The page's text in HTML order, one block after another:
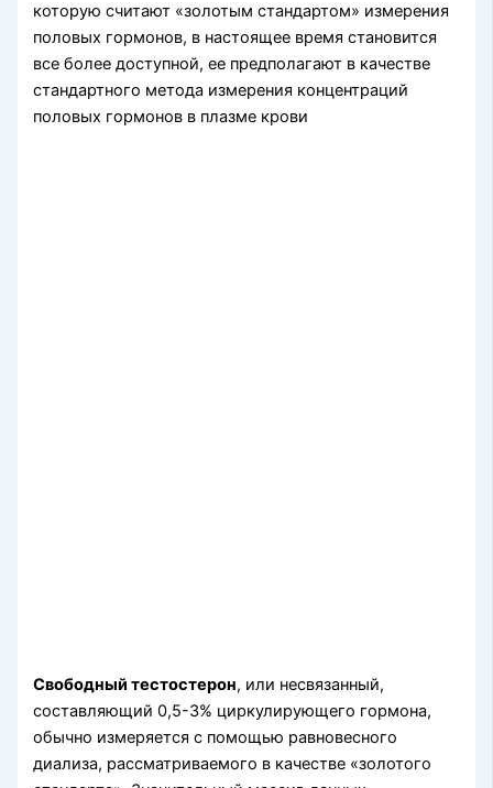
которую считают «золотым стандартом» измерения
половых гормонов, в настоящее время становится
все более доступной, ее предполагают в качестве
стандартного метода измерения концентраций
половых гормонов в плазме крови
Свободный тестостерон, или несвязанный,
составляющий 0,5-3% циркулирующего гормона,
обычно измеряется с помощью равновесного
диализа, рассматриваемого в качестве «золотого